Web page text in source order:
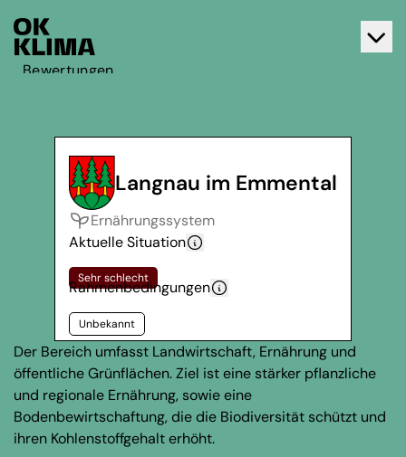
Bewertungen
Kontakt
Deutsch
Français
Langnau im Emmental
Ernährungssystem
Aktuelle Situation
Sehr schlecht
Rahmenbedingungen
Unbekannt
Der Bereich umfasst Landwirtschaft, Ernährung und
öffentliche Grünflächen. Ziel ist eine stärker pflanzliche
und regionale Ernährung, sowie eine
Bodenbewirtschaftung, die die Biodiversität schützt und
ihren Kohlenstoffgehalt erhöht.